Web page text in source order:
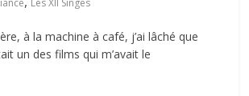
à la machine à café, j’ai lâché que
un des films qui m’avait le